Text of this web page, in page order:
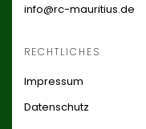
info@rc-mauritius.de
RECHTLICHES
Impressum
Datenschutz